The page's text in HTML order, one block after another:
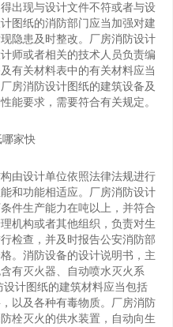
出现与设计文件不符或者与设
图纸的消防部门应当加强对建
隐患及时整改。厂房消防设计
师或者相关的技术人员负责编
有关材料表中的有关材料应当
房消防设计图纸的建筑设备及
能要求，需要符合有关规定。
由设计单位依照法律法规进行
和功能相适应。厂房消防设计
件生产能力在吨以上，并符合
机构或者其他组织，负责对生
检查，并及时报告公安消防部
。消防设备的设计说明书，主
有灭火器、自动喷水灭火系
计图纸的建筑材料应当包括
以及各种有毒物质。厂房消防
栓灭火的供水装置，自动向生